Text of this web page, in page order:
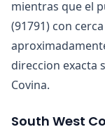
mientras que el
(91791) con
direccion exacta
Covina.
South West